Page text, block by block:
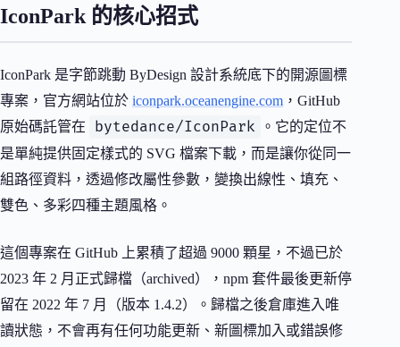
IconPark 的核心招式
IconPark 是字節跳動 ByDesign 設計系統底下的開源圖標
專案，官方網站位於 iconpark.oceanengine.com ，GitHub
原始碼託管在
bytedance/IconPark
。它的定位不
是單純提供固定樣式的 SVG 檔案下載，而是讓你從同一
組路徑資料，透過修改屬性參數，變換出線性、填充、
雙色、多彩四種主題風格。
這個專案在 GitHub 上累積了超過 9000 顆星，不過已於
2023 年 2 月正式歸檔（archived），npm 套件最後更新停
留在 2022 年 7 月（版本 1.4.2）。歸檔之後倉庫進入唯
讀狀態，不會再有任何功能更新、新圖標加入或錯誤修